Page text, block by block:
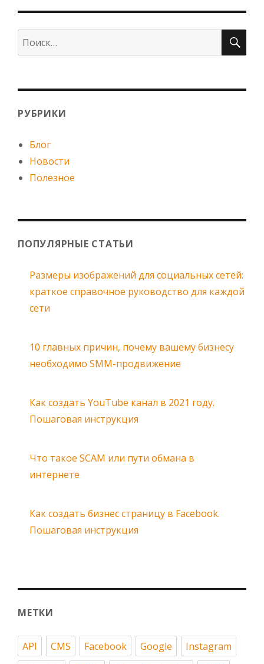
Искать:
РУБРИКИ
Блог
Новости
Полезное
ПОПУЛЯРНЫЕ СТАТЬИ
Размеры изображений для социальных сетей:
краткое справочное руководство для каждой
сети
10 главных причин, почему вашему бизнесу
необходимо SMM-продвижение
Как создать YouTube канал в 2021 году.
Пошаговая инструкция
Что такое SCAM или пути обмана в
интернете
Как создать бизнес страницу в Facebook.
Пошаговая инструкция
МЕТКИ
API CMS Facebook Google
Instagram